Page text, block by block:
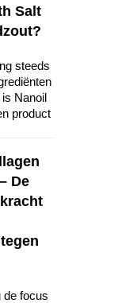
Salt
steeds
Nanoil
product
De
de focus